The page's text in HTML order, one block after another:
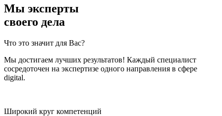
Мы эксперты
своего дела
Что это значит для Вас?
Мы достигаем лучших результатов! Каждый специалист
сосредоточен на экспертизе одного направления в сфере
digital.
Широкий круг компетенций